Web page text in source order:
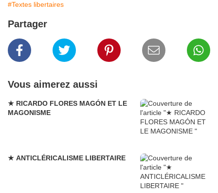
#Textes libertaires
Partager
Vous aimerez aussi
★ RICARDO FLORES MAGÓN ET LE
MAGONISME
★ ANTICLÉRICALISME LIBERTAIRE